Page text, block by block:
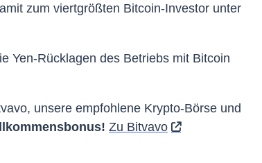
zum viertgrößten Bitcoin-Investor unter
Yen-Rücklagen des Betriebs mit Bitcoin
unsere empfohlene Krypto-Börse und
Zu Bitvavo